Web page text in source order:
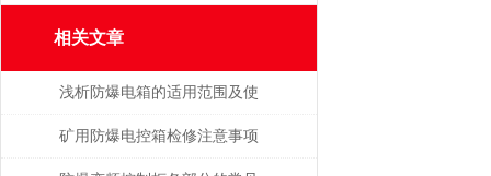
相关文章
浅析防爆电箱的适用范围及使
用方法
矿用防爆电控箱检修注意事项